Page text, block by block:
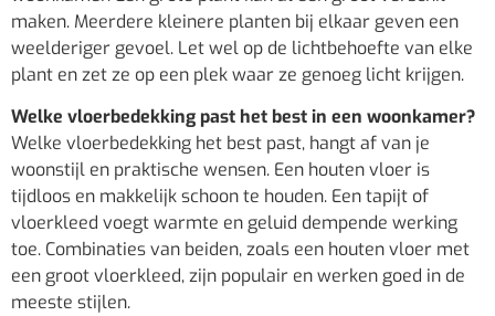
maken. Meerdere kleinere planten bij elkaar geven een
weelderiger gevoel. Let wel op de lichtbehoefte van elke
plant en zet ze op een plek waar ze genoeg licht krijgen.
Welke vloerbedekking past het best in een woonkamer?
Welke vloerbedekking het best past, hangt af van je
woonstijl en praktische wensen. Een houten vloer is
tijdloos en makkelijk schoon te houden. Een tapijt of
vloerkleed voegt warmte en geluid dempende werking
toe. Combinaties van beiden, zoals een houten vloer met
een groot vloerkleed, zijn populair en werken goed in de
meeste stijlen.